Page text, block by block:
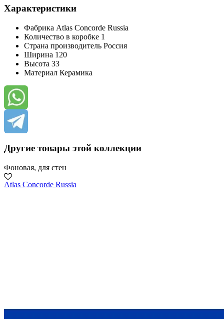
Характеристики
Фабрика Atlas Concorde Russia
Количество в коробке 1
Страна производитель Россия
Ширина 120
Высота 33
Материал Керамика
Другие товары этой коллекции
Фоновая, для стен
Atlas Concorde Russia